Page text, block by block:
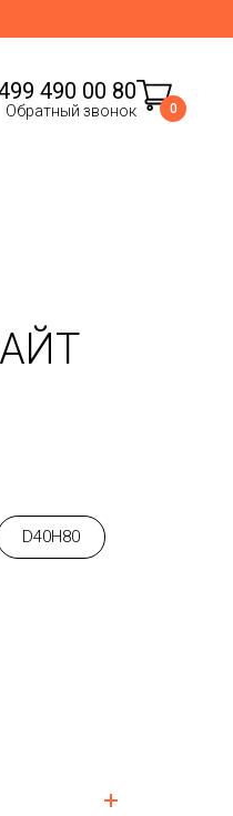
490 00 80
Обратный звонок 0
D40H80